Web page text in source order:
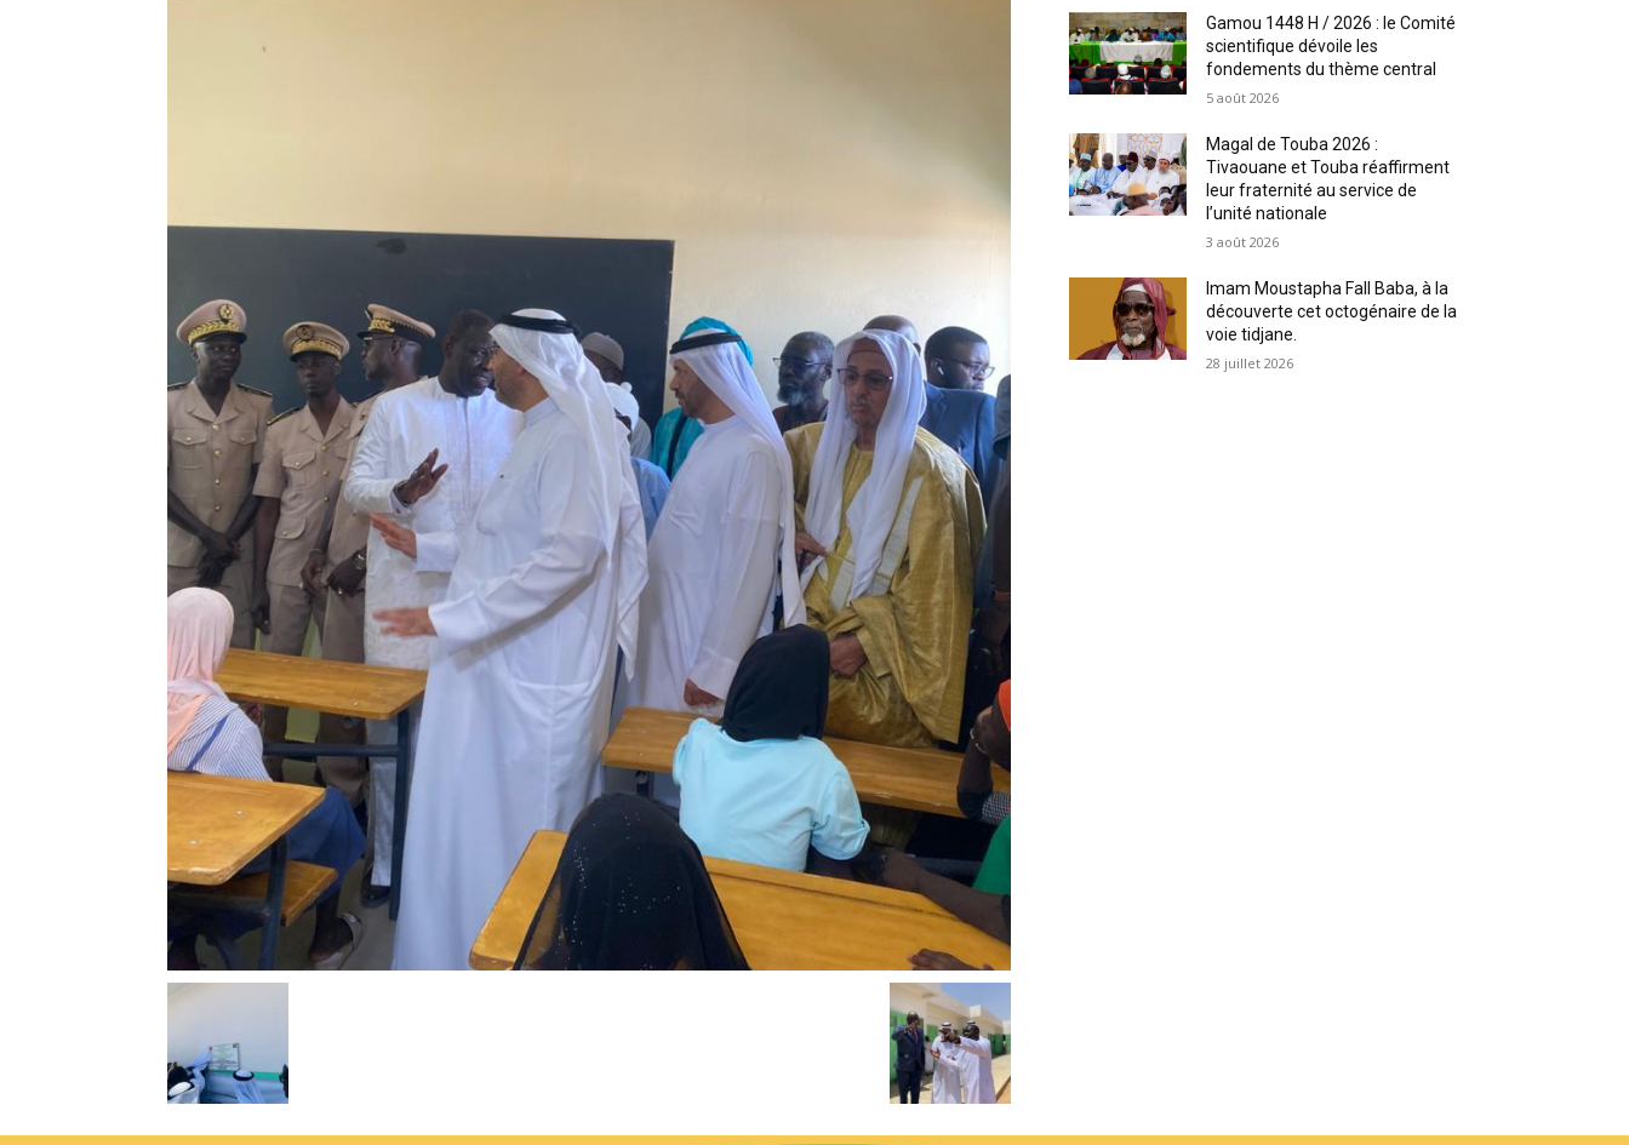
Gamou 1448 H / 2026 : le Comité
scientifique dévoile les
fondements du thème central
5 août 2026
Magal de Touba 2026 :
Tivaouane et Touba réaffirment
leur fraternité au service de
l’unité nationale
3 août 2026
Imam Moustapha Fall Baba, à la
découverte cet octogénaire de la
voie tidjane.
28 juillet 2026